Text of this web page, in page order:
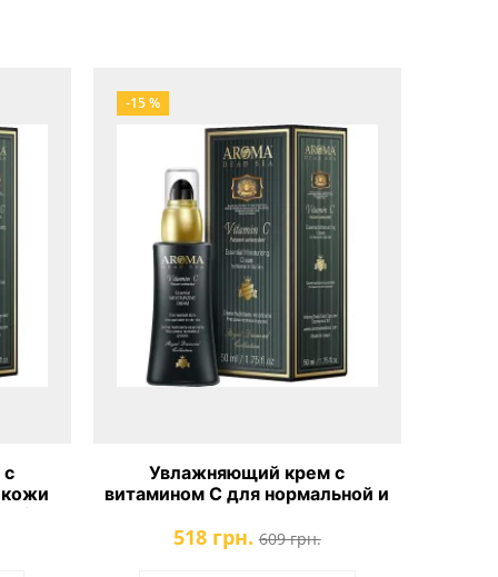
C
-15 %
Увлажняющий крем с
витамином С для нормальной и
Sea Essential Moisturizing
Cream
518 грн. 609 грн.